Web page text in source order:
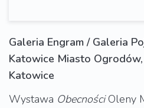
Galeria Engram / Galeria
Katowice Miasto
Katowice
Wystawa ObecnościOleny